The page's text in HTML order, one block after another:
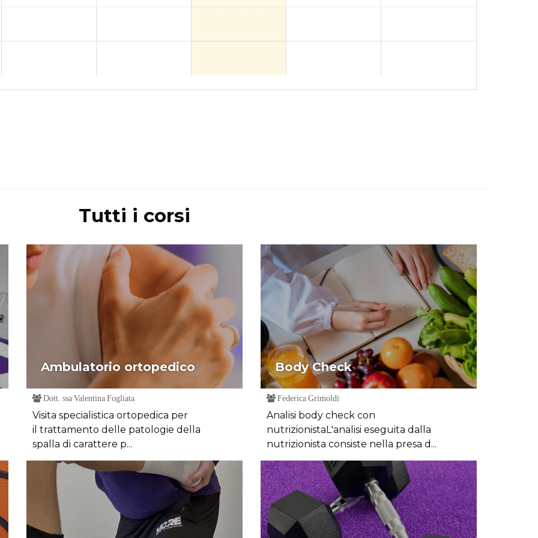
Tutti i corsi
Ambulatorio ortopedico
Dott. ssa Valentina Fogliata
Visita specialistica ortopedica per
il trattamento delle patologie della
spalla di carattere p...
Body Check
Federica Grimoldi
Analisi body check con
nutrizionistaL'analisi eseguita dalla
nutrizionista consiste nella presa d...